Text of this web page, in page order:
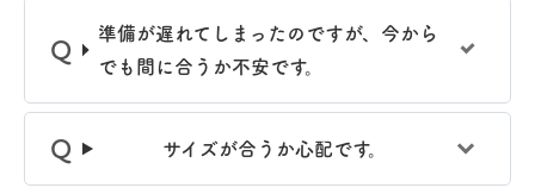
準備が遅れてしまったのですが、今から
でも間に合うか不安です。
サイズが合うか心配です。